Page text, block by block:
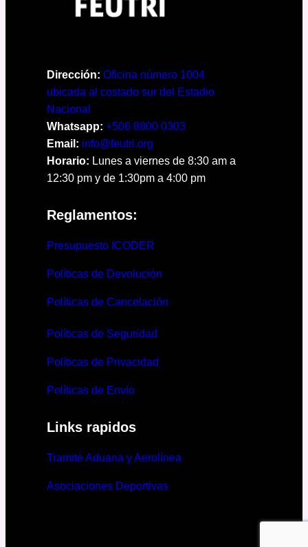
Dirección: Oficina número 1004
ubicada al costado sur del Estadio
Nacional
Whatsapp: +506 8800 0303
Email: info@feutri.org
Horario: Lunes a viernes de 8:30 am a
12:30 pm y de 1:30pm a 4:00 pm
Reglamentos:
Presupuesto ICODER
Políticas de Devolución
Políticas de Cancelación
Políticas de Seguridad
Políticas de Privacidad
Políticas de Envío
Links rapidos
Tramite Aduana y Aerolínea
Asociaciones Deportivas